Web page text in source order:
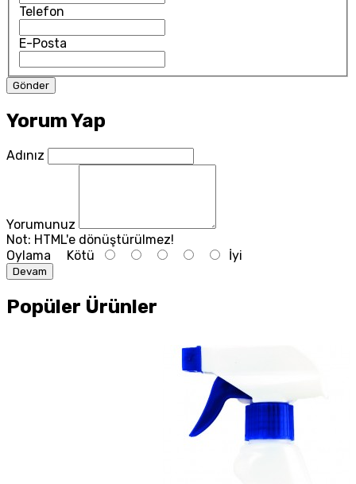
Telefon
E-Posta
Yorum Yap
Adınız
Yorumunuz
Not: HTML'e dönüştürülmez!
Oylama Kötü İyi
Devam
Popüler Ürünler